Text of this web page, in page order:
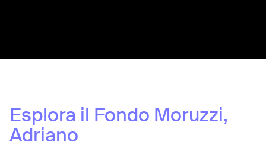
Esplora il Fondo Moruzzi,
Adriano